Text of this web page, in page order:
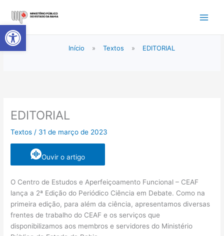
o
conteúdo
Início
» Textos » EDITORIAL
EDITORIAL
Textos / 31 de março de 2023
Ouvir o artigo
O Centro de Estudos e Aperfeiçoamento Funcional – CEAF
lança a 2ª Edição do Periódico Ciência em Debate. Como na
primeira edição, para além da ciência, apresentamos diversas
frentes de trabalho do CEAF e os serviços que
disponibilizamos aos membros e servidores do Ministério
Abrir a barra de ferramentas